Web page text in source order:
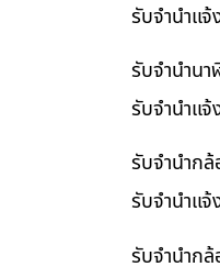
รับจํานําแ
รับจำนำน
รับจํานําแ
รับจำนำก
รับจํานําแ
รับจำนำก